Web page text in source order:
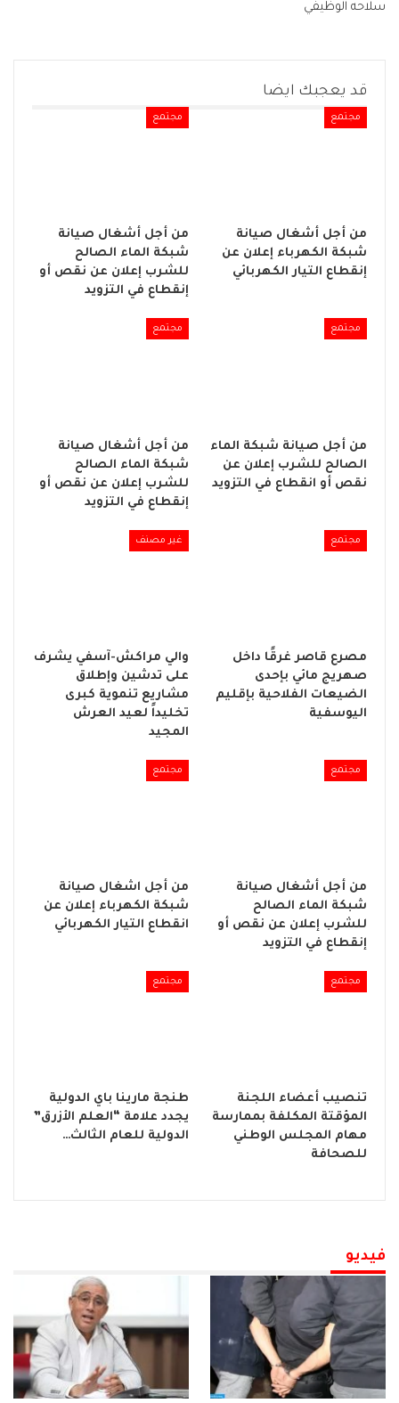
سلاحه الوظيفي
قد يعجبك ايضا
مجتمع
من أجل أشغال صيانة
شبكة الكهرباء إعلان عن
إنقطاع التيار الكهربائي
مجتمع
من أجل أشغال صيانة
شبكة الماء الصالح
للشرب إعلان عن نقص أو
إنقطاع في التزويد
مجتمع
من أجل صيانة شبكة الماء
الصالح للشرب إعلان عن
نقص أو انقطاع في التزويد
مجتمع
من أجل أشغال صيانة
شبكة الماء الصالح
للشرب إعلان عن نقص أو
إنقطاع في التزويد
مجتمع
مصرع قاصر غرقًا داخل
صهريج مائي بإحدى
الضيعات الفلاحية بإقليم
اليوسفية
غير مصنف
والي مراكش-آسفي يشرف
على تدشين وإطلاق
مشاريع تنموية كبرى
تخليداً لعيد العرش
المجيد
مجتمع
من أجل أشغال صيانة
شبكة الماء الصالح
للشرب إعلان عن نقص أو
إنقطاع في التزويد
مجتمع
من أجل اشغال صيانة
شبكة الكهرباء إعلان عن
انقطاع التيار الكهربائي
مجتمع
تنصيب أعضاء اللجنة
المؤقتة المكلفة بممارسة
مهام المجلس الوطني
للصحافة
مجتمع
طنجة مارينا باي الدولية
يجدد علامة “العلم الأزرق”
الدولية للعام الثالث…
فيديو